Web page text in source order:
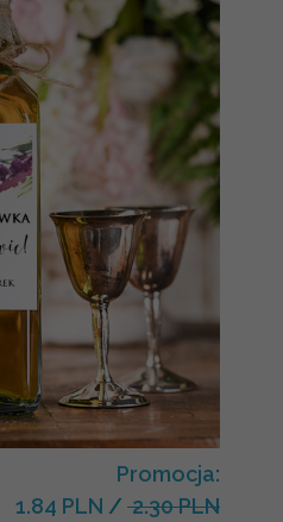
Promocja:
1.84 PLN / 2.30 PLN